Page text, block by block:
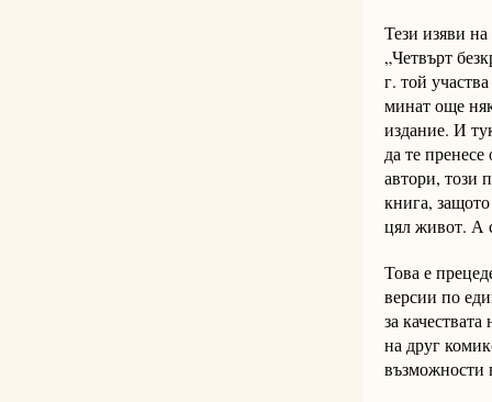
Тези изяви
„Четвърт
г. той
минат още
издание. И
да те
автори, този
книга,
цял живот. А
Това е
версии по
за
на друг
възможности